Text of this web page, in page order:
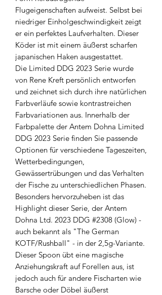
Flugeigenschaften aufweist. Selbst bei
niedriger Einholgeschwindigkeit zeigt
er ein perfektes Laufverhalten. Dieser
Köder ist mit einem äußerst scharfen
japanischen Haken ausgestattet.
Die Limited DDG 2023 Serie wurde
von Rene Kreft persönlich entworfen
und zeichnet sich durch ihre natürlichen
Farbverläufe sowie kontrastreichen
Farbvariationen aus. Innerhalb der
Farbpalette der Antem Dohna Limited
DDG 2023 Serie finden Sie passende
Optionen für verschiedene Tageszeiten,
Wetterbedingungen,
Gewässertrübungen und das Verhalten
der Fische zu unterschiedlichen Phasen.
Besonders hervorzuheben ist das
Highlight dieser Serie, der Antem
Dohna Ltd. 2023 DDG #2308 (Glow) -
auch bekannt als "The German
KOTF/Rushball" - in der 2,5g-Variante.
Dieser Spoon übt eine magische
Anziehungskraft auf Forellen aus, ist
jedoch auch für andere Fischarten wie
Barsche oder Döbel äußerst